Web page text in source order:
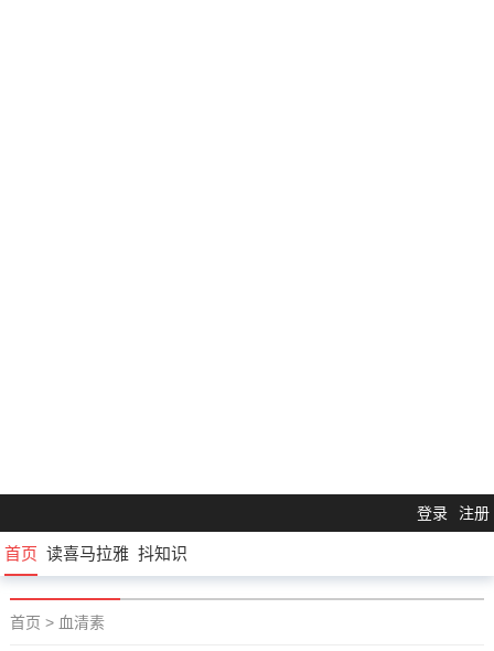
登录 注册
首页 读喜马拉雅 抖知识
首页 > 血清素